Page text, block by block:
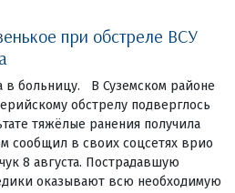
при обстреле ВСУ
в больницу. В Суземском районе
обстрелу подверглось
тяжёлые ранения получила
сообщил в своих соцсетях врио
8 августа. Пострадавшую
оказывают всю необходимую